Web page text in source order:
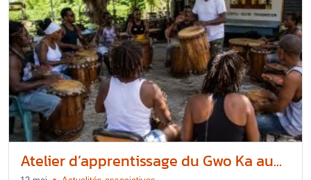
Atelier d’apprentissage du Gwo Ka au...